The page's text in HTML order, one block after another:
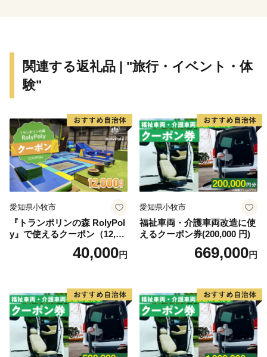
関連する返礼品 | "旅行・イベント・体
験"
愛知県小牧市
『トランポリンの森 RolyPol
y』で使えるクーポン（12,00
40,000円
愛知県小牧市
福祉車両・介護車両改造に使
えるクーポン券(200,000 円)
669,000円